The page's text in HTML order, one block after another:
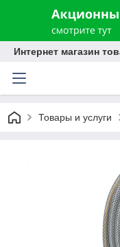
Интернет магазин
Товары и услуги